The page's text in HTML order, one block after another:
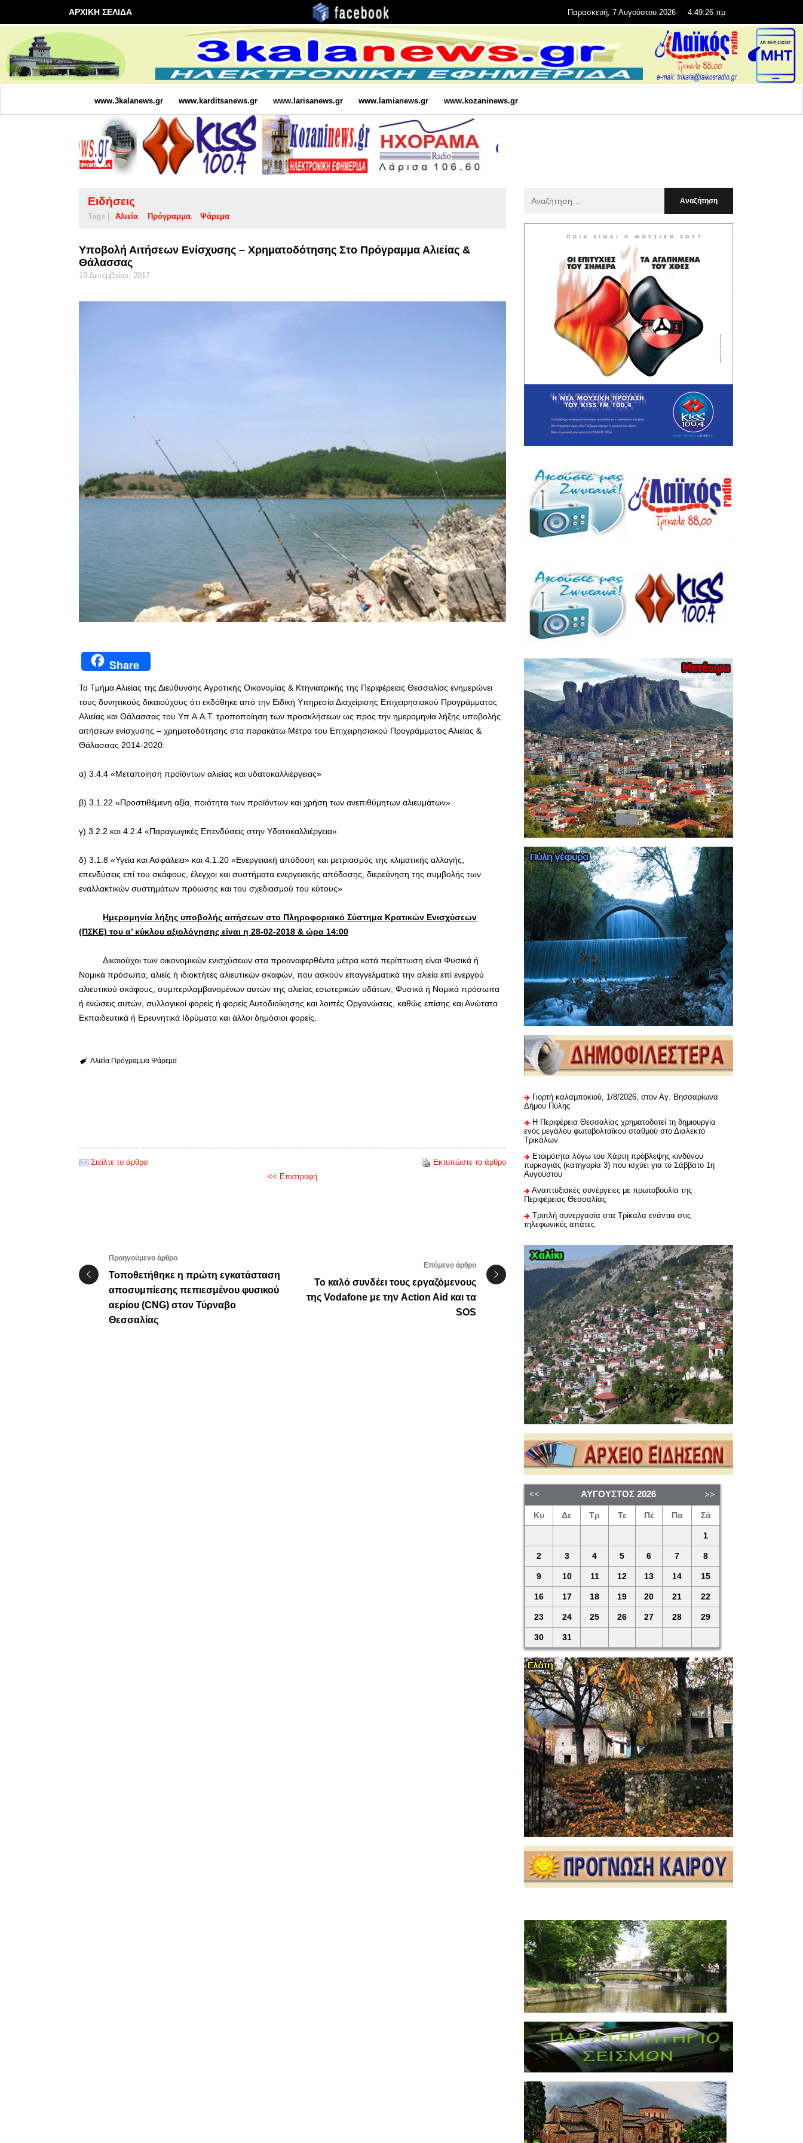
ΑΡΧΙΚΗ ΣΕΛΙΔΑ Παρασκευή, 7 Αυγούστου 2026 4:49:27 πμ
www.3kalanews.gr www.karditsanews.gr www.larisanews.gr www.lamianews.gr www.kozaninews.gr
Ειδήσεις
Tags | Αλιεία Πρόγραμμα Ψάρεμα
Υποβολή Αιτήσεων Ενίσχυσης – Χρηματοδότησης Στο Πρόγραμμα Αλιείας &
Θάλασσας
19 Δεκεμβρίου, 2017
Share
Το Τμήμα Αλιείας της Διεύθυνσης Αγροτικής Οικονομίας & Κτηνιατρικής της Περιφέρειας Θεσσαλίας ενημερώνει
τους δυνητικούς δικαιούχους ότι εκδόθηκε από την Ειδική Υπηρεσία Διαχείρισης Επιχειρησιακού Προγράμματος
Αλιείας και Θάλασσας του Υπ.Α.Α.Τ. τροποποίηση των προσκλήσεων ως προς την ημερομηνία λήξης υποβολής
αιτήσεων ενίσχυσης – χρηματοδότησης στα παρακάτω Μέτρα του Επιχειρησιακού Προγράμματος Αλιείας &
Θάλασσας 2014-2020:
α) 3.4.4 «Μεταποίηση προϊόντων αλιείας και υδατοκαλλιέργειας»
β) 3.1.22 «Προστιθέμενη αξία, ποιότητα των προϊόντων και χρήση των ανεπιθύμητων αλιευμάτων»
γ) 3.2.2 και 4.2.4 «Παραγωγικές Επενδύσεις στην Υδατοκαλλιέργεια»
δ) 3.1.8 «Υγεία και Ασφάλεια» και 4.1.20 «Ενεργειακή απόδοση και μετριασμός της κλιματικής αλλαγής,
επενδύσεις επί του σκάφους, έλεγχοι και συστήματα ενεργειακής απόδοσης, διερεύνηση της συμβολής των
εναλλακτικών συστημάτων πρόωσης και του σχεδιασμού του κύτους»
Ημερομηνία λήξης υποβολής αιτήσεων στο Πληροφοριακό Σύστημα Κρατικών Ενισχύσεων
(ΠΣΚΕ) του α’ κύκλου αξιολόγησης είναι η 28-02-2018 & ώρα 14:00
Δικαιούχοι των οικονομικών ενισχύσεων στα προαναφερθέντα μέτρα κατά περίπτωση είναι Φυσικά ή
Νομικά πρόσωπα, αλιείς ή ιδιοκτήτες αλιευτικών σκαφών, που ασκούν επαγγελματικά την αλιεία επί ενεργού
αλιευτικού σκάφους, συμπεριλαμβανομένων αυτών της αλιείας εσωτερικών υδάτων, Φυσικά ή Νομικά πρόσωπα
ή ενώσεις αυτών, συλλογικοί φορείς ή φορείς Αυτοδιοίκησης και λοιπές Οργανώσεις, καθώς επίσης και Ανώτατα
Εκπαιδευτικά ή Ερευνητικά Ιδρύματα και άλλοι δημόσιοι φορείς.
Αλιεία Πρόγραμμα Ψάρεμα
Στείλτε το άρθρο
Εκτυπώστε το άρθρο
<< Επιστροφή
Προηγούμενο άρθρο
Τοποθετήθηκε η πρώτη εγκατάσταση
αποσυμπίεσης πεπιεσμένου φυσικού
αερίου (CNG) στον Τύρναβο
Θεσσαλίας
Επόμενο άρθρο
Το καλό συνδέει τους εργαζόμενους
της Vodafone με την Action Aid και τα
SOS
:
Γιορτή καλαμποκιού, 1/8/2026, στον Αγ. Βησσαρίωνα
Δήμου Πύλης
H Περιφέρεια Θεσσαλίας χρηματοδοτεί τη δημιουργία
ενός μεγάλου φωτοβολταϊκού σταθμού στο Διαλεκτό
Τρικάλων
Ετοιμότητα λόγω του Χάρτη πρόβλεψης κινδύνου
πυρκαγιάς (κατηγορία 3) που ισχύει για το Σάββατο 1η
Αυγούστου
Αναπτυξιακές συνέργειες με πρωτοβουλία της
Περιφέρειας Θεσσαλίας
Τριπλή συνεργασία στα Τρίκαλα ενάντια στις
τηλεφωνικές απάτες
ΑΎΓΟΥΣΤΟΣ 2026
Κυ Δε Τρ Τε Πέ Πα Σά
1
2 3 4 5 6 7 8
9 10 11 12 13 14 15
16 17 18 19 20 21 22
23 24 25 26 27 28 29
30 31